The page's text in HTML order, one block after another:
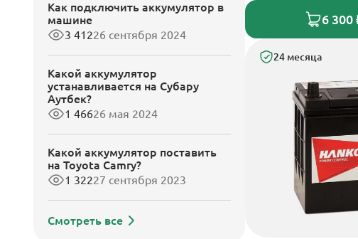
Как подключить аккумулятор в
машине
3 41226 сентября 2024
Какой аккумулятор
устанавливается на Субару
Аутбек?
1 46626 мая 2024
Какой аккумулятор поставить
на Toyota Camry?
1 32227 сентября 2023
Смотреть все
6 300
24 месяца